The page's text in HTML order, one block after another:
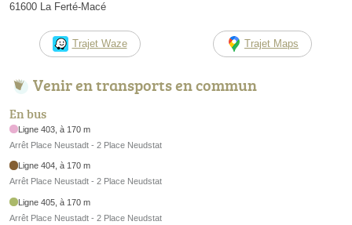
61600 La Ferté-Macé
Trajet Waze Trajet Maps
Venir en transports en commun
En bus
Ligne 403, à 170 m
Arrêt Place Neustadt - 2 Place Neudstat
Ligne 404, à 170 m
Arrêt Place Neustadt - 2 Place Neudstat
Ligne 405, à 170 m
Arrêt Place Neustadt - 2 Place Neudstat